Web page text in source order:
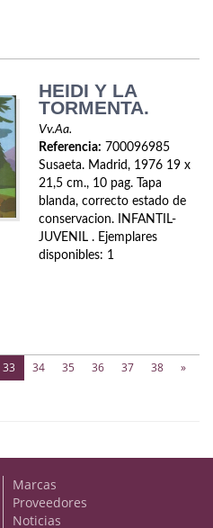
HEIDI Y LA
TORMENTA.
Vv.Aa.
Referencia: 700096985
Susaeta. Madrid, 1976 19 x
21,5 cm., 10 pag. Tapa
blanda, correcto estado de
conservacion. INFANTIL-
JUVENIL . Ejemplares
disponibles: 1
33 (current)
34 35 36 37 38 »
Marcas
Proveedores
Noticias